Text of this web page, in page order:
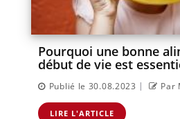
Pourquoi une bonne
début de vie est
Publié le 30.08.2023 | Par
LIRE L'ARTICLE